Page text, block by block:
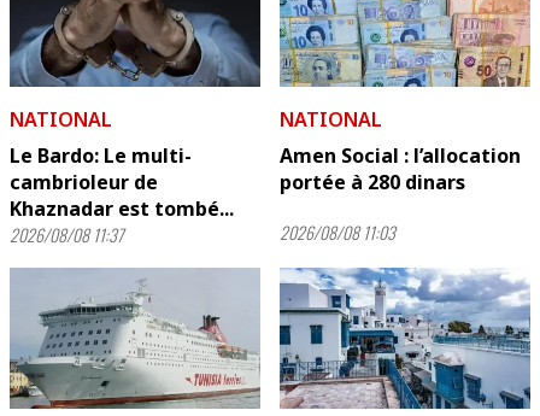
NATIONAL
Le Bardo: Le multi-
cambrioleur de
Khaznadar est tombé...
2026/08/08 11:37
NATIONAL
Amen Social : l’allocation
portée à 280 dinars
2026/08/08 11:03